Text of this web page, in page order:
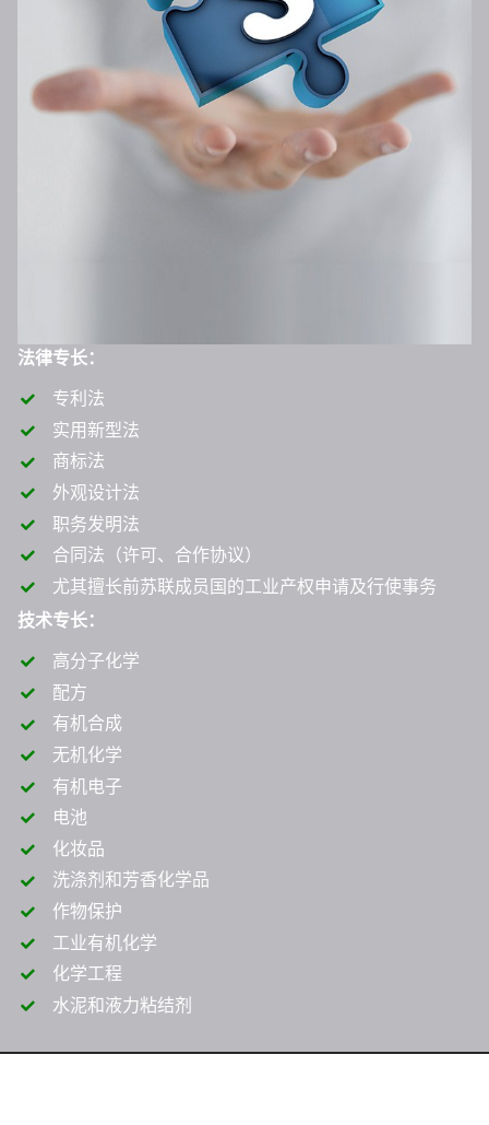
法律专长：
专利法
实用新型法
商标法
外观设计法
职务发明法
合同法（许可、合作协议）
尤其擅长前苏联成员国的工业产权申请及行使事务
技术专长：
高分子化学
配方
有机合成
无机化学
有机电子
电池
化妆品
洗涤剂和芳香化学品
作物保护
工业有机化学
化学工程
水泥和液力粘结剂